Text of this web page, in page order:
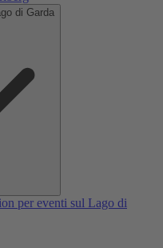
di Garda
per eventi sul Lago di